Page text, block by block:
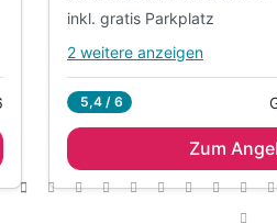
inkl. gratis Parkplatz
Alle Inklusivleistungen
1 x reichhaltiges Frühstück
inkl. Nutzung von Hallenbad
2 weitere anzeigen
5,4 / 6
Zum